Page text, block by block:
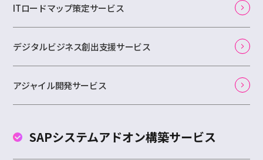
ITロードマップ策定サービス
デジタルビジネス創出支援サービス
アジャイル開発サービス
SAPシステムアドオン構築サービス